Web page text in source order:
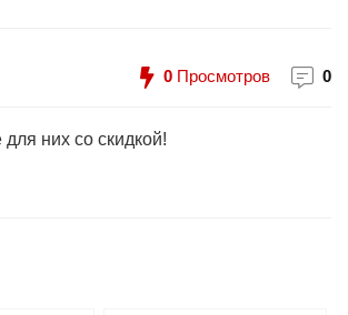
0 Просмотров 0
них со скидкой!